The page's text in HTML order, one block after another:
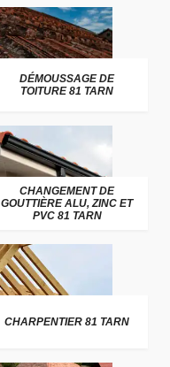
DÉMOUSSAGE DE
TOITURE 81 TARN
CHANGEMENT DE
GOUTTIÈRE ALU, ZINC ET
PVC 81 TARN
CHARPENTIER 81 TARN